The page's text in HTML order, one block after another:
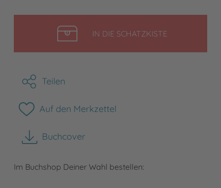
IN DIE SCHATZKISTELEGEN
Teilen
Auf den Merkzettel
Buchcover
herunterladen
Im Buchshop Deiner Wahl bestellen: